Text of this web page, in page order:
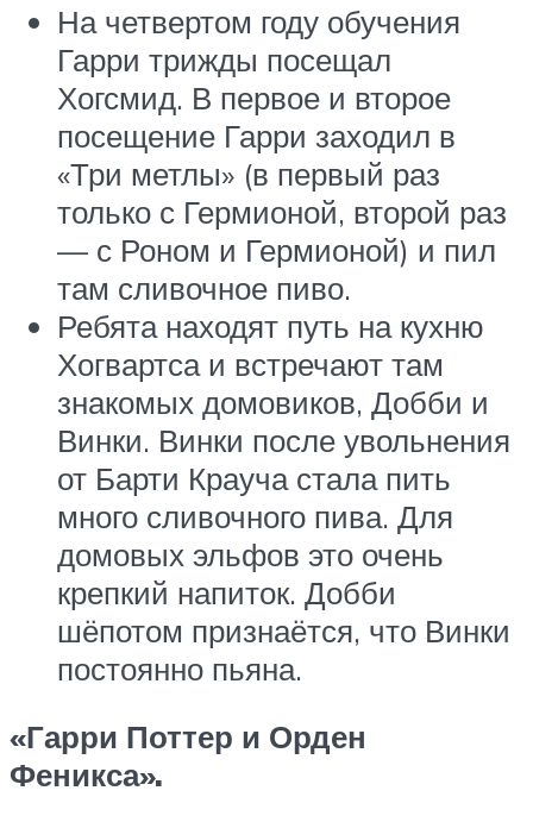
На четвертом году обучения
Гарри трижды посещал
Хогсмид. В первое и второе
посещение Гарри заходил в
«Три метлы» (в первый раз
только с Гермионой, второй раз
— с Роном и Гермионой) и пил
там сливочное пиво.
Ребята находят путь на кухню
Хогвартса и встречают там
знакомых домовиков, Добби и
Винки. Винки после увольнения
от Барти Крауча стала пить
много сливочного пива. Для
домовых эльфов это очень
крепкий напиток. Добби
шёпотом признаётся, что Винки
постоянно пьяна.
«Гарри Поттер и Орден
Феникса».